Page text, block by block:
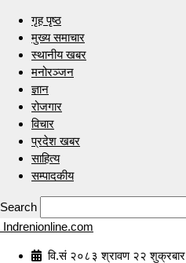
गृह पृष्ठ
मुख्य समाचार
स्थानीय खबर
मनोरञ्जन
ज्ञान
रोजगार
विचार
प्रदेश खबर
साहित्य
सम्पादकीय
Search
Indrenionline.com
वि.सं २०८३ श्रावण २२ शुक्रबार